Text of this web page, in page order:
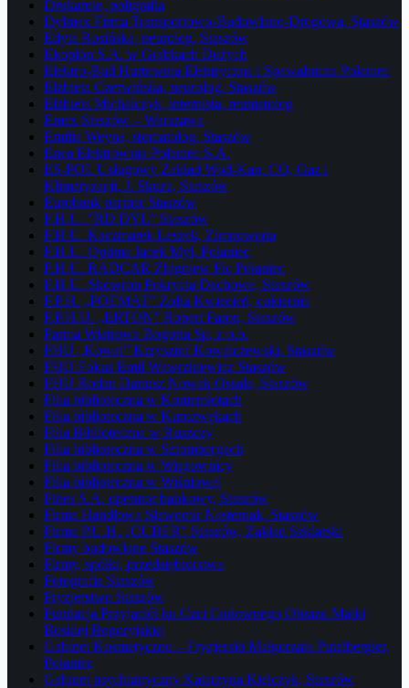
Drukarnie, poligrafia
Dylmex Firma Transportowo-Budowlano-Drogowa, Staszów
Edyta Rosińska, neurolog, Staszów
Ekoplon S.A. w Grabkach Dużych
Elektro-Bud Hurtownia Elektryczna i Spawalnicza Połaniec
Elżbieta Czerwińska, neurolog, Staszów
Elżbieta Michalczyk, internista, reumatolog
Emex Staszów – Warszawa
Emilia Weyna, stomatolog, Staszów
Enea Elektrownia Połaniec S.A.
ES-POL Usługowy Zakład Wod-Kan, CO, Gaz i
Klimatyzacji, J. Skuza, Staszów
Eurobank partner Staszów
F.H.U. ”RD DYL” Staszów
F.H.U. Kaczmarek Leszek, Zimnowoda
F.H.U. Optima Jacek Myl, Połaniec
F.H.U. RADCAR Zbigniew Fic Połaniec
F.H.U. Skowron Pokrycia Dachowe, Staszów
F.P.H. „POEMAT” Zofia Kwiecień, cukiernia
F.P.H.U. „ERTON” Robert Faron, Staszów
Farma Wiatrowa Bogoria Sp. z o.o.
FHU „Kowal” Krzysztof Kowalczewski, Staszów
FHU Fokus Emil Wawrzkiewicz Staszów
FHU Rodan Dariusz Nowak Ossala, Staszów
Filia biblioteczna w Koniemłotach
Filia biblioteczna w Kurozwękach
Filia Biblioteczna w Ruszczy
Filia biblioteczna w Sztombergach
Filia biblioteczna w Wiązownicy
Filia biblioteczna w Wiśniowej
Fines S.A. operator bankowy, Staszów
Firma Handlowa Sławomir Nasternak, Staszów
Firma P.U.H. „CUBER” Staszów, Zakład Szklarski
Firmy budowlane Staszów
Firmy, spółki, przedsiębiorstwa
Fotografia Staszów
Fryzjerstwo Staszów
Fundacja Przyjaciół ku Czci Cudownego Obrazu Matki
Boskiej Bogoryjskiej
Gabinet Kosmetyczno – Fryzjerski Małgorzata Putelbergier,
Połaniec
Gabinet psychiatryczny Katarzyna Kielczyk, Staszów